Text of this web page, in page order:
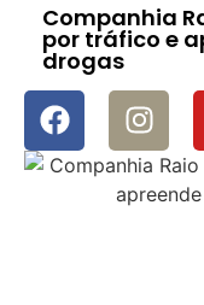
Companhia
por tráfico e
drogas